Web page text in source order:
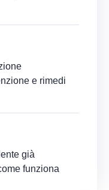
e rimedi
già
funziona